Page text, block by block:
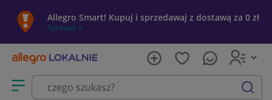
Allegro Smart! Kupuj i sprzedawaj z dostawą za 0 zł
Sprawdź »
Otwórz menu z kategoriami
szukaj